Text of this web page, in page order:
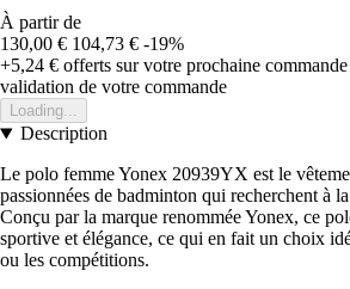
À partir de
130,00 € 104,73 € -19%
+5,24 € offerts sur votre prochaine commande
validation de votre commande
Loading...
Description
Le polo femme Yonex 20939YX est le
passionnées de badminton qui recherchent à
Conçu par la marque renommée Yonex, ce
sportive et élégance, ce qui en fait un choix
ou les compétitions.